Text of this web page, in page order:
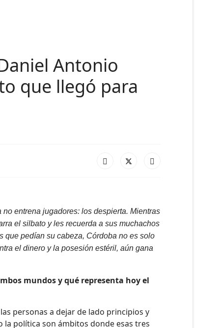
Antonio
que llegó para
entrena jugadores: los despierta. Mientras
el silbato y les recuerda a sus muchachos
que pedían su cabeza, Córdoba no es solo
el dinero y la posesión estéril, aún gana
mundos y qué representa hoy el
personas a dejar de lado principios y
la política son ámbitos donde esas tres